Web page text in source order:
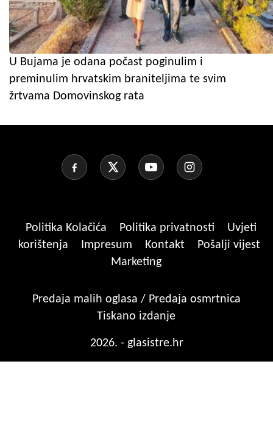
U Bujama je odana počast poginulim i
preminulim hrvatskim braniteljima te svim
žrtvama Domovinskog rata
Politika Kolačića Politika privatnosti
Uvjeti
korištenja
Impresum Kontakt
Pošalji vijest
Marketing
Predaja malih oglasa / Predaja osmrtnica
Tiskano izdanje
2026. - glasistre.hr